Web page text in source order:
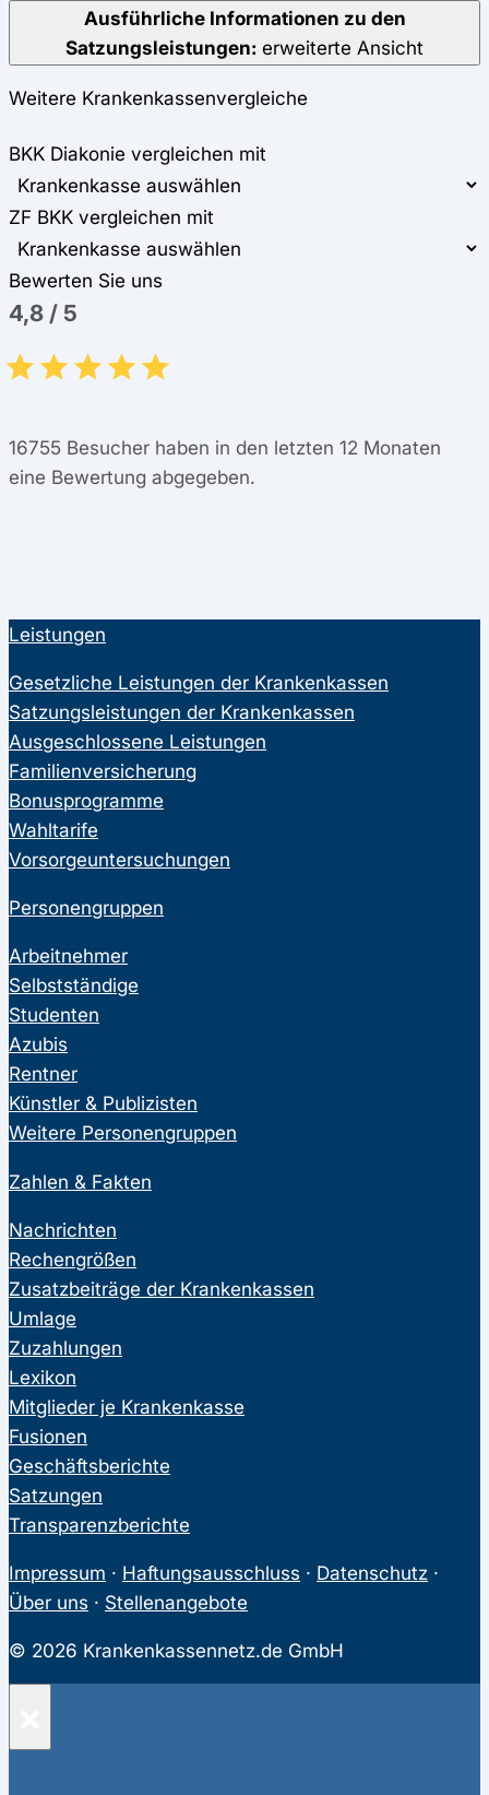
Ausführliche Informationen zu den
Satzungsleistungen: erweiterte Ansicht
Weitere Krankenkassenvergleiche
BKK Diakonie vergleichen mit
ZF BKK vergleichen mit
Bewerten Sie uns
4,8 / 5
16755 Besucher haben in den letzten 12 Monaten
eine Bewertung abgegeben.
Leistungen
Gesetzliche Leistungen der Krankenkassen
Satzungsleistungen der Krankenkassen
Ausgeschlossene Leistungen
Familienversicherung
Bonusprogramme
Wahltarife
Vorsorgeuntersuchungen
Personengruppen
Arbeitnehmer
Selbstständige
Studenten
Azubis
Rentner
Künstler & Publizisten
Weitere Personengruppen
Zahlen & Fakten
Nachrichten
Rechengrößen
Zusatzbeiträge der Krankenkassen
Umlage
Zuzahlungen
Lexikon
Mitglieder je Krankenkasse
Fusionen
Geschäftsberichte
Satzungen
Transparenzberichte
Impressum · Haftungsausschluss · Datenschutz ·
Über uns · Stellenangebote
© 2026 Krankenkassennetz.de GmbH